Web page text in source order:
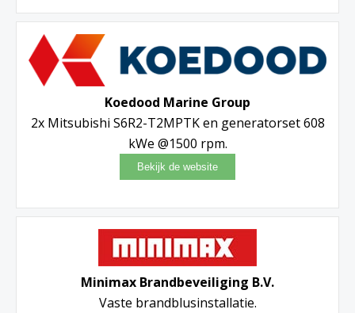
Koedood Marine Group
2x Mitsubishi S6R2-T2MPTK en generatorset 608
kWe @1500 rpm.
Minimax Brandbeveiliging B.V.
Vaste brandblusinstallatie.